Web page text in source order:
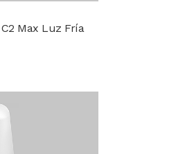
Max Luz Fría